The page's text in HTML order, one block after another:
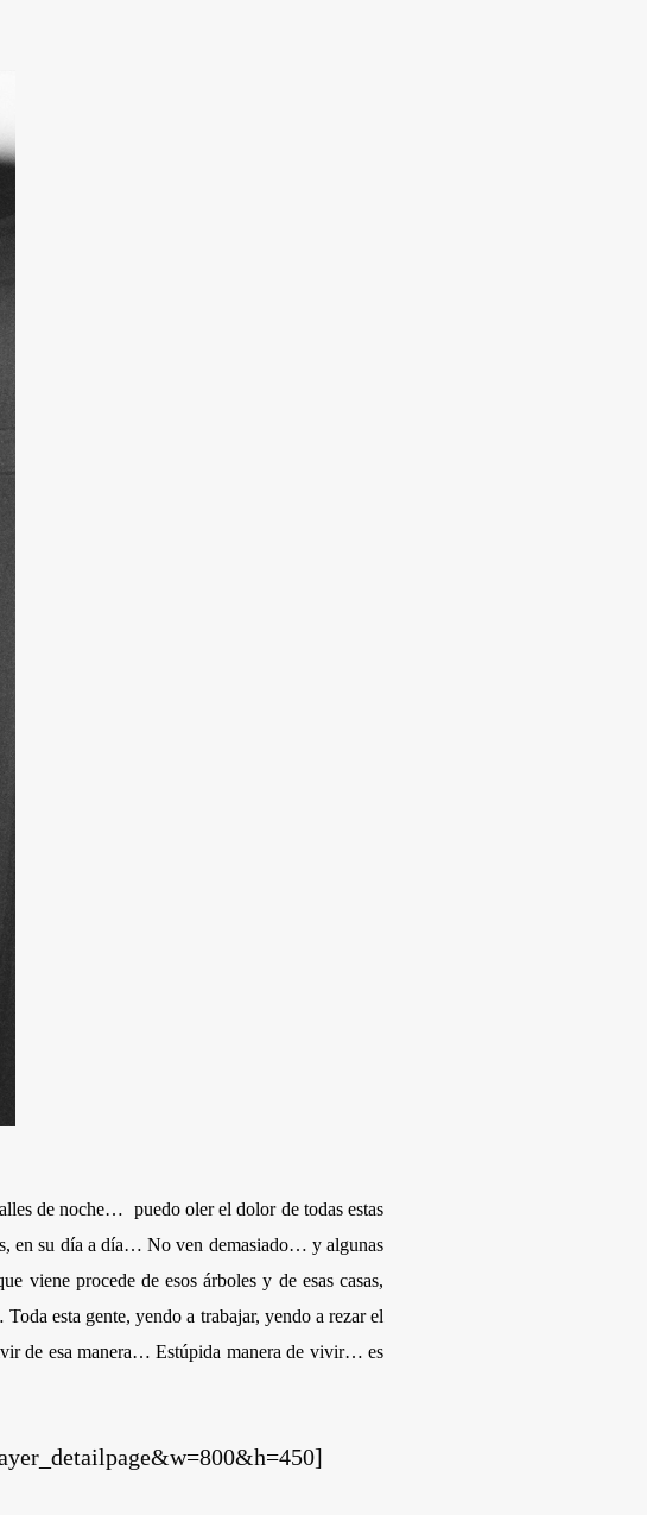
de noche… puedo oler el dolor de todas estas
en su día a día… No ven demasiado… y algunas
viene procede de esos árboles y de esas casas,
esta gente, yendo a trabajar, yendo a rezar el
de esa manera… Estúpida manera de vivir… es